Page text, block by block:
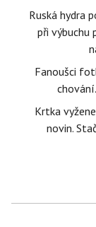
Ruská hydra
při výbuchu
Fanoušci
Krtka
novin.